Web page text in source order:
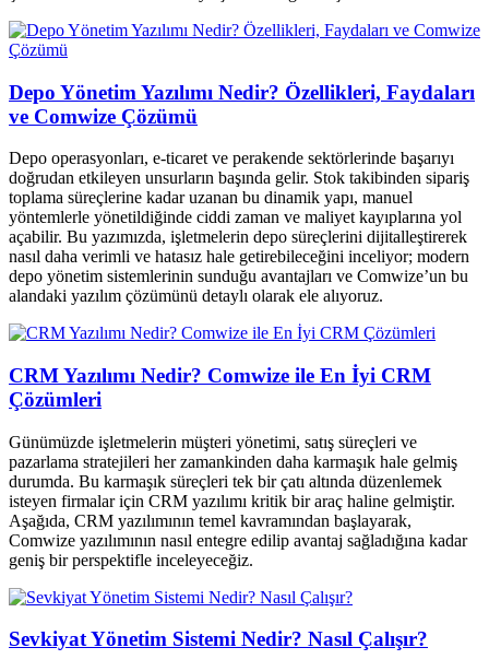
Depo Yönetim Yazılımı Nedir? Özellikleri, Faydaları
ve Comwize Çözümü
Depo operasyonları, e-ticaret ve perakende sektörlerinde başarıyı
doğrudan etkileyen unsurların başında gelir. Stok takibinden sipariş
toplama süreçlerine kadar uzanan bu dinamik yapı, manuel
yöntemlerle yönetildiğinde ciddi zaman ve maliyet kayıplarına yol
açabilir. Bu yazımızda, işletmelerin depo süreçlerini dijitalleştirerek
nasıl daha verimli ve hatasız hale getirebileceğini inceliyor; modern
depo yönetim sistemlerinin sunduğu avantajları ve Comwize’un bu
alandaki yazılım çözümünü detaylı olarak ele alıyoruz.
CRM Yazılımı Nedir? Comwize ile En İyi CRM
Çözümleri
Günümüzde işletmelerin müşteri yönetimi, satış süreçleri ve
pazarlama stratejileri her zamankinden daha karmaşık hale gelmiş
durumda. Bu karmaşık süreçleri tek bir çatı altında düzenlemek
isteyen firmalar için CRM yazılımı kritik bir araç haline gelmiştir.
Aşağıda, CRM yazılımının temel kavramından başlayarak,
Comwize yazılımının nasıl entegre edilip avantaj sağladığına kadar
geniş bir perspektifle inceleyeceğiz.
Sevkiyat Yönetim Sistemi Nedir? Nasıl Çalışır?